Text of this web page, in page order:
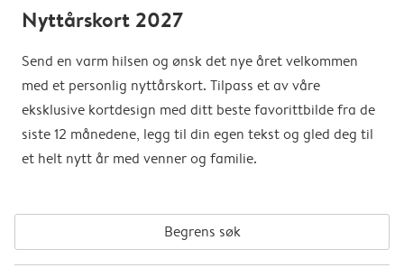
Nyttårskort 2027
Send en varm hilsen og ønsk det nye året velkommen
med et personlig nyttårskort. Tilpass et av våre
eksklusive kortdesign med ditt beste favorittbilde fra de
siste 12 månedene, legg til din egen tekst og gled deg til
et helt nytt år med venner og familie.
Begrens søk